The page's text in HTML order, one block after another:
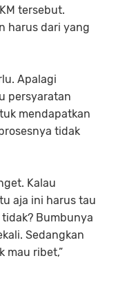
tersebut.
harus dari yang
Apalagi
persyaratan
mendapatkan
tidak
Kalau
aja ini harus tau
Bumbunya
Sedangkan
mau ribet,”